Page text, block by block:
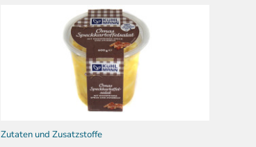
Zutaten und Zusatzstoffe